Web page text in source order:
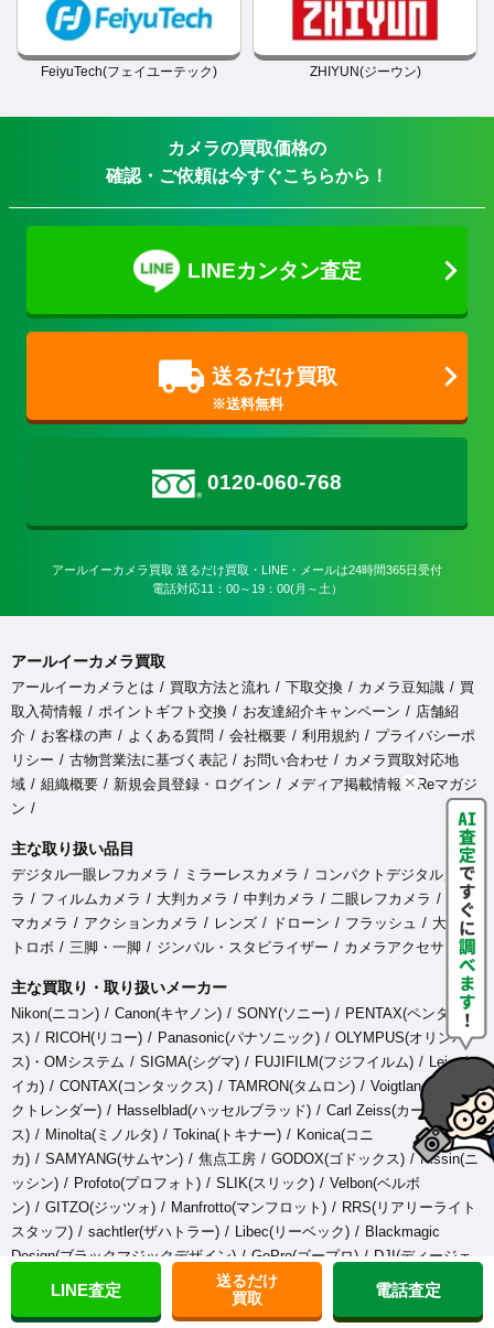
FeiyuTech(フェイユーテック) ZHIYUN(ジーウン)
カメラの買取価格の
確認・ご依頼は今すぐこちらから！
LINEカンタン査定
送るだけ買取
0120-060-768
アールイーカメラ買取 送るだけ買取・LINE・メールは24時間365日受付
電話対応11：00～19：00(月～土）
アールイーカメラ買取
アールイーカメラとは 買取方法と流れ 下取交換 カメラ豆知識
買
取入荷情報
ポイントギフト交換 お友達紹介キャンペーン
店舗紹
介
お客様の声 よくある質問 会社概要 利用規約
プライバシーポ
リシー
古物営業法に基づく表記 お問い合わせ
カメラ買取対応地
域
組織概要 新規会員登録・ログイン メディア掲載情報
Reマガジ
ン
主な取り扱い品目
デジタル一眼レフカメラ ミラーレスカメラ
コンパクトデジタルカメ
ラ
フィルムカメラ 大判カメラ 中判カメラ 二眼レフカメラ
シネ
マカメラ
アクションカメラ レンズ ドローン フラッシュ
大型ス
トロボ
三脚・一脚 ジンバル・スタビライザー カメラアクセサリ
主な買取り・取り扱いメーカー
Nikon(ニコン) Canon(キヤノン) SONY(ソニー)
PENTAX(ペンタック
ス)
RICOH(リコー) Panasonic(パナソニック)
OLYMPUS(オリンパ
ス)・OMシステム
SIGMA(シグマ) FUJIFILM(フジフイルム)
Leica(ラ
イカ)
CONTAX(コンタックス) TAMRON(タムロン)
Voigtlander(フォ
クトレンダー)
Hasselblad(ハッセルブラッド)
Carl Zeiss(カールツァイ
ス)
Minolta(ミノルタ) Tokina(トキナー)
Konica(コニ
カ)
SAMYANG(サムヤン) 焦点工房 GODOX(ゴドックス)
Nissin(ニ
ッシン)
Profoto(プロフォト) SLIK(スリック)
Velbon(ベルボ
ン)
GITZO(ジッツォ) Manfrotto(マンフロット)
RRS(リアリーライト
スタッフ)
sachtler(ザハトラー) Libec(リーベック)
Blackmagic
Design(ブラックマジックデザイン)
GoPro(ゴープロ)
DJI(ディージェ
イアイ)
ATOMOS(アトモス)
FeiyuTech(フェイユーテッ
LINE査定
送るだけ
買取
電話査定